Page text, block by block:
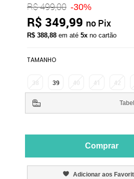
R$ 499,00 -30%
R$ 349,99 no Pix
R$ 388,88 em até 5x no cartão
TAMANHO
39
Comprar
Adicionar aos